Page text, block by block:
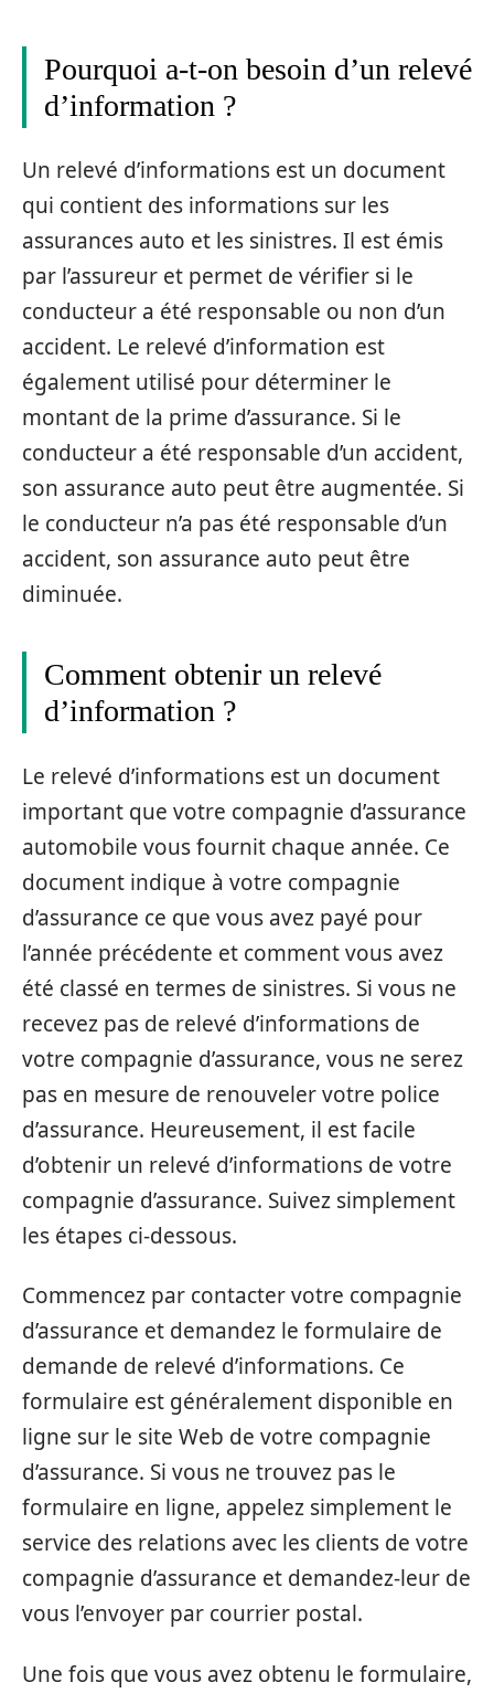
Pourquoi a-t-on besoin d’un relevé
d’information ?
Un relevé d’informations est un document
qui contient des informations sur les
assurances auto et les sinistres. Il est émis
par l’assureur et permet de vérifier si le
conducteur a été responsable ou non d’un
accident. Le relevé d’information est
également utilisé pour déterminer le
montant de la prime d’assurance. Si le
conducteur a été responsable d’un accident,
son assurance auto peut être augmentée. Si
le conducteur n’a pas été responsable d’un
accident, son assurance auto peut être
diminuée.
Comment obtenir un relevé
d’information ?
Le relevé d’informations est un document
important que votre compagnie d’assurance
automobile vous fournit chaque année. Ce
document indique à votre compagnie
d’assurance ce que vous avez payé pour
l’année précédente et comment vous avez
été classé en termes de sinistres. Si vous ne
recevez pas de relevé d’informations de
votre compagnie d’assurance, vous ne serez
pas en mesure de renouveler votre police
d’assurance. Heureusement, il est facile
d’obtenir un relevé d’informations de votre
compagnie d’assurance. Suivez simplement
les étapes ci-dessous.
Commencez par contacter votre compagnie
d’assurance et demandez le formulaire de
demande de relevé d’informations. Ce
formulaire est généralement disponible en
ligne sur le site Web de votre compagnie
d’assurance. Si vous ne trouvez pas le
formulaire en ligne, appelez simplement le
service des relations avec les clients de votre
compagnie d’assurance et demandez-leur de
vous l’envoyer par courrier postal.
Une fois que vous avez obtenu le formulaire,